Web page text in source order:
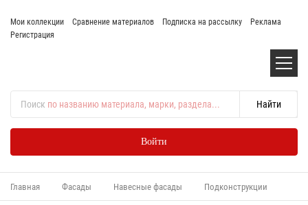
Мои коллекции Сравнение материалов Подписка на рассылку
Реклама
Регистрация
Поиск по названию материала, марки, раздела...
Войти
Главная Фасады Навесные фасады Подконструкции